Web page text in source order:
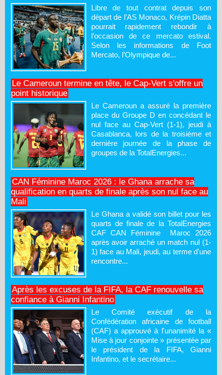
Libre de tout contrat depuis son
départ de l’AS Monaco, Krépin Diatta
pourrait rapidement rebondir à
l’occasion de ce mercato estival.
Selon les informations de Foot
Mercato, l’Olympique de...
Le Cameroun termine en tête, le Cap-Vert s'offre un
point historique
Le Cameroun a assuré la première
place du Groupe D en concédant le
nul face au Cap-Vert (1-1), jeudi à
Casablanca, lors de la troisième et
dernière journée de la phase de
groupes de la TotalEnergies...
CAN Féminine Maroc 2026 : le Ghana arrache sa
qualification en quarts de finale après son nul face au
Mali
Le Ghana a validé son billet pour les
quarts de finale de la TotalEnergies
CAF CAN Féminine Maroc 2026
après avoir arraché un match nul (1-
1) face au Mali, jeudi, au terme d'une
rencontre...
Après les excuses de la FIFA, la CAF renouvelle sa
confiance à Gianni Infantino
Le Comité exécutif de la
Confédération africaine de football
(CAF) a approuvé à l'unanimité la «
Mise à jour conjointe » présentée par
le président de la FIFA, Gianni
Infantino, et le secrétaire...